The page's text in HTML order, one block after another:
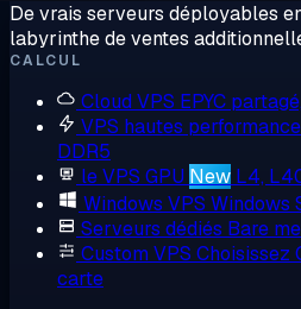
De vrais serveurs déployables
labyrinthe de ventes
CALCUL
Cloud VPS EPYC
VPS hautes
DDR5
le VPS GPU New L4,
Windows VPS Windows
Serveurs dédiés Bare
Custom VPS Choisissez
carte